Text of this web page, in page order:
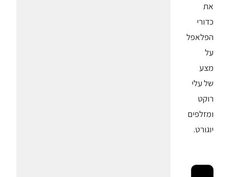
את
כדורי
הפלאפל
על
מצע
של עלי
רוקט
ומזלפים
יוגורט.